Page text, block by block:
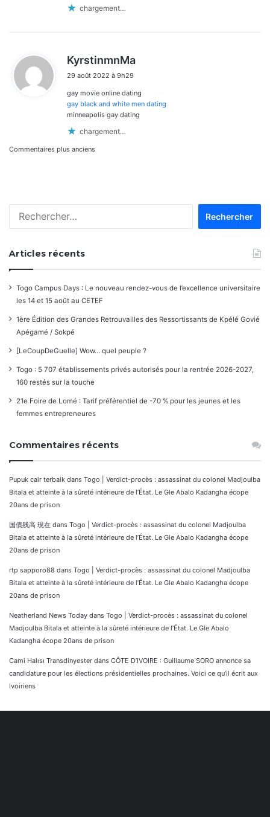
chargement…
KyrstinmnMa
:
29 août 2022 à 9h29
gay movie online dating
gay black and white men dating
minneapolis gay dating
chargement…
Navigation
commentaires
Commentaires plus anciens
Articles récents
Togo Campus Days : Le nouveau rendez-vous de l’excellence universitaire
les 14 et 15 août au CETEF
1ère Édition des Grandes Retrouvailles des Ressortissants de Kpélé Govié
Apégamé / Sokpé
[LeCoupDeGuelle] Wow… quel peuple ?
Togo : 5 707 établissements privés autorisés pour la rentrée 2026-2027,
160 restés sur la touche
21e Foire de Lomé : Tarif préférentiel de -70 % pour les jeunes et les
femmes entrepreneures
Commentaires récents
Pupuk cair terbaik dans Togo | Verdict-procès : assassinat du colonel Madjoulba
Bitala et atteinte à la sûreté intérieure de l’État. Le Gle Abalo Kadangha écope
20ans de prison
国債残高 現在 dans Togo | Verdict-procès : assassinat du colonel Madjoulba
Bitala et atteinte à la sûreté intérieure de l’État. Le Gle Abalo Kadangha écope
20ans de prison
rtp sapporo88 dans Togo | Verdict-procès : assassinat du colonel Madjoulba
Bitala et atteinte à la sûreté intérieure de l’État. Le Gle Abalo Kadangha écope
20ans de prison
Neatherland News Today dans Togo | Verdict-procès : assassinat du colonel
Madjoulba Bitala et atteinte à la sûreté intérieure de l’État. Le Gle Abalo
Kadangha écope 20ans de prison
Cami Halısı Transdinyester dans CÔTE D’IVOIRE : Guillaume SORO annonce sa
candidature pour les élections présidentielles prochaines. Voici ce qu’il écrit aux
Ivoiriens